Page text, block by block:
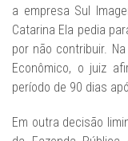
a empresa Sul
Catarina Ela pedia
por não contribuir.
Econômico, o juiz
período de 90 dias
Em outra decisão